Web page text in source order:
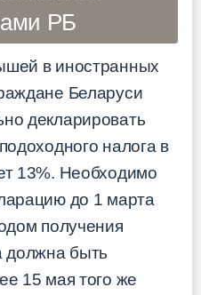
РБ
в иностранных
Беларуси
декларировать
налога в
13%. Необходимо
до 1 марта
получения
должна быть
15 мая того же